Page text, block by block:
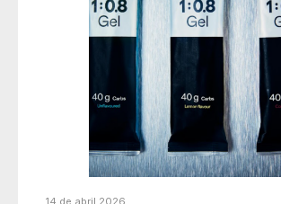
14 de abril 2026